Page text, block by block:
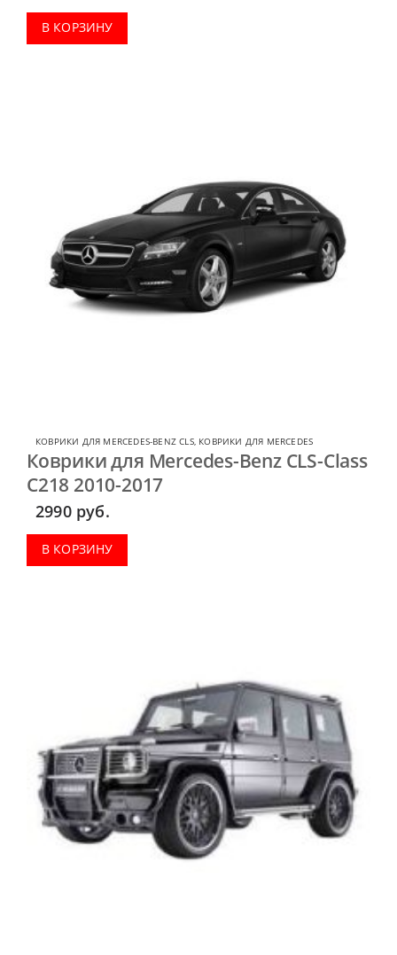
В КОРЗИНУ
КОВРИКИ ДЛЯ MERCEDES-BENZ CLS, КОВРИКИ ДЛЯ MERCEDES
Коврики для Mercedes-Benz CLS-Class
C218 2010-2017
2990 руб.
В КОРЗИНУ